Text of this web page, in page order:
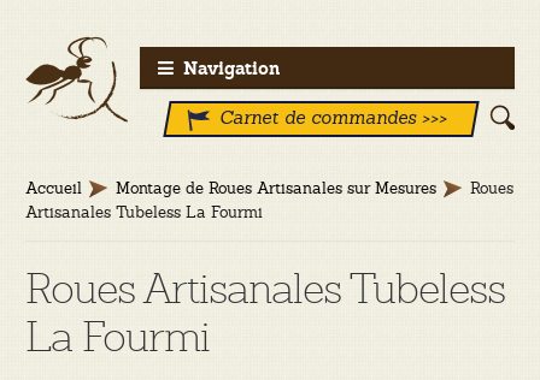
Aller
à
Aller
au
contenu
Navigation
Carnet de commandes >>>
Accueil Montage de Roues Artisanales sur Mesures
Roues
Artisanales Tubeless La Fourmi
Roues Artisanales Tubeless
La Fourmi